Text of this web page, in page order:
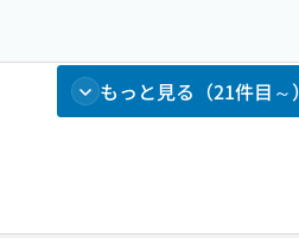
もっと見る（21件目～）